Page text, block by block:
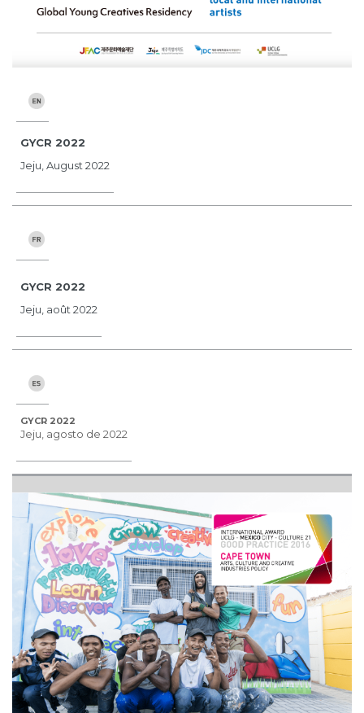
GYCR 2022
Jeju, August 2022
GYCR 2022
Jeju, août 2022
GYCR 2022
Jeju, agosto de 2022